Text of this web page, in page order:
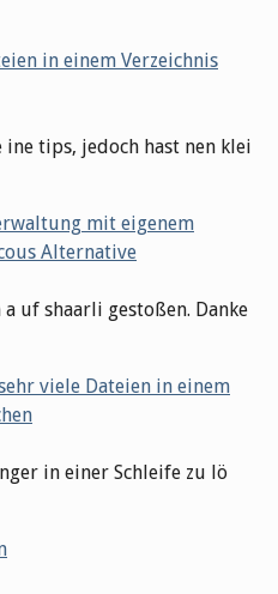
in einem Verzeichnis
tips, jedoch hast nen klei
mit eigenem
Alternative
uf shaarli gestoßen. Danke
viele Dateien in einem
in einer Schleife zu lö